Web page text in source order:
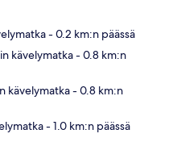
- 0.2 km:n päässä
kävelymatka- 0.8 km:n
kävelymatka- 0.8 km:n
- 1.0 km:n päässä